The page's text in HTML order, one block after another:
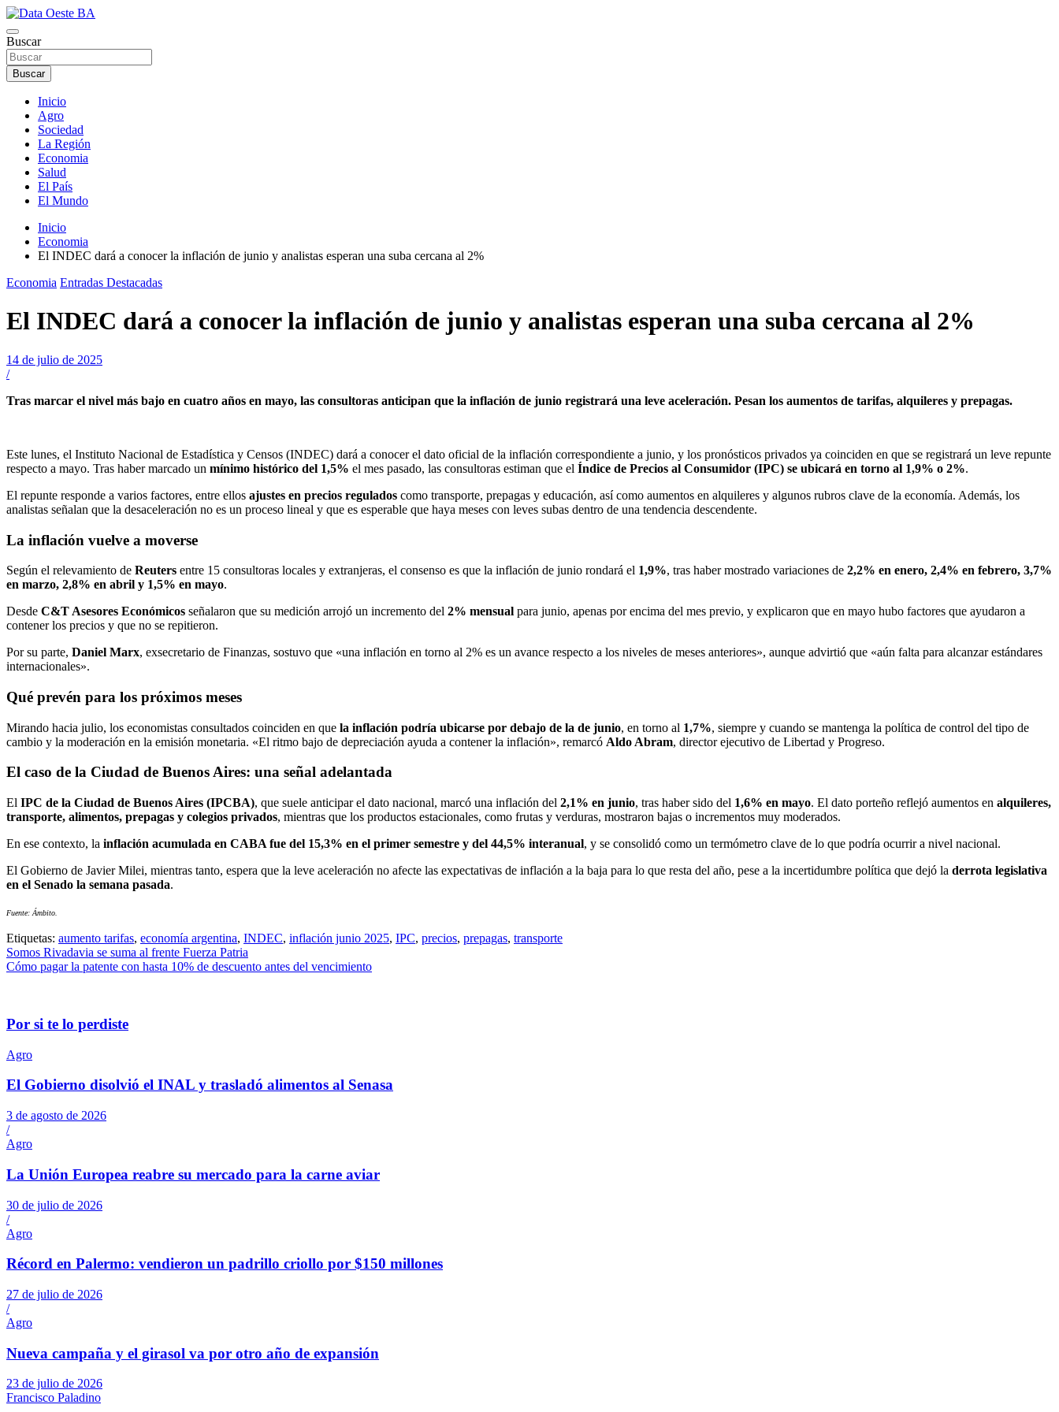
Data Oeste BA
Buscar
Buscar
Inicio
Agro
Sociedad
La Región
Economia
Salud
El País
El Mundo
Inicio
Economia
El INDEC dará a conocer la inflación de junio y analistas esperan una suba cercana al 2%
Economia Entradas Destacadas
El INDEC dará a conocer la inflación de junio y analistas esperan una suba cercana al 2%
14 de julio de 2025
/
Tras marcar el nivel más bajo en cuatro años en mayo, las consultoras anticipan que la inflación de junio registrará una leve aceleración. Pesan los aumentos de tarifas, alquileres y prepagas.
Este lunes, el Instituto Nacional de Estadística y Censos (INDEC) dará a conocer el dato oficial de la inflación correspondiente a junio, y los pronósticos privados ya coinciden en que se registrará un leve repunte
respecto a mayo. Tras haber marcado un mínimo histórico del 1,5% el mes pasado, las consultoras estiman que el Índice de Precios al Consumidor (IPC) se ubicará en torno al 1,9% o 2%.
El repunte responde a varios factores, entre ellos ajustes en precios regulados como transporte, prepagas y educación, así como aumentos en alquileres y algunos rubros clave de la economía. Además, los
analistas señalan que la desaceleración no es un proceso lineal y que es esperable que haya meses con leves subas dentro de una tendencia descendente.
La inflación vuelve a moverse
Según el relevamiento de Reuters entre 15 consultoras locales y extranjeras, el consenso es que la inflación de junio rondará el 1,9%, tras haber mostrado variaciones de 2,2% en enero, 2,4% en febrero, 3,7%
en marzo, 2,8% en abril y 1,5% en mayo.
Desde C&T Asesores Económicos señalaron que su medición arrojó un incremento del 2% mensual para junio, apenas por encima del mes previo, y explicaron que en mayo hubo factores que ayudaron a
contener los precios y que no se repitieron.
Por su parte, Daniel Marx, exsecretario de Finanzas, sostuvo que «una inflación en torno al 2% es un avance respecto a los niveles de meses anteriores», aunque advirtió que «aún falta para alcanzar estándares
internacionales».
Qué prevén para los próximos meses
Mirando hacia julio, los economistas consultados coinciden en que la inflación podría ubicarse por debajo de la de junio, en torno al 1,7%, siempre y cuando se mantenga la política de control del tipo de
cambio y la moderación en la emisión monetaria. «El ritmo bajo de depreciación ayuda a contener la inflación», remarcó Aldo Abram, director ejecutivo de Libertad y Progreso.
El caso de la Ciudad de Buenos Aires: una señal adelantada
El IPC de la Ciudad de Buenos Aires (IPCBA), que suele anticipar el dato nacional, marcó una inflación del 2,1% en junio, tras haber sido del 1,6% en mayo. El dato porteño reflejó aumentos en alquileres,
transporte, alimentos, prepagas y colegios privados, mientras que los productos estacionales, como frutas y verduras, mostraron bajas o incrementos muy moderados.
En ese contexto, la inflación acumulada en CABA fue del 15,3% en el primer semestre y del 44,5% interanual, y se consolidó como un termómetro clave de lo que podría ocurrir a nivel nacional.
El Gobierno de Javier Milei, mientras tanto, espera que la leve aceleración no afecte las expectativas de inflación a la baja para lo que resta del año, pese a la incertidumbre política que dejó la derrota legislativa
en el Senado la semana pasada.
Fuente: Ámbito.
Etiquetas: aumento tarifas, economía argentina, INDEC, inflación junio 2025, IPC, precios, prepagas, transporte
Somos Rivadavia se suma al frente Fuerza Patria
Cómo pagar la patente con hasta 10% de descuento antes del vencimiento
Por si te lo perdiste
Agro
El Gobierno disolvió el INAL y trasladó alimentos al Senasa
3 de agosto de 2026
/
Agro
La Unión Europea reabre su mercado para la carne aviar
30 de julio de 2026
/
Agro
Récord en Palermo: vendieron un padrillo criollo por $150 millones
27 de julio de 2026
/
Agro
Nueva campaña y el girasol va por otro año de expansión
23 de julio de 2026
Francisco Paladino